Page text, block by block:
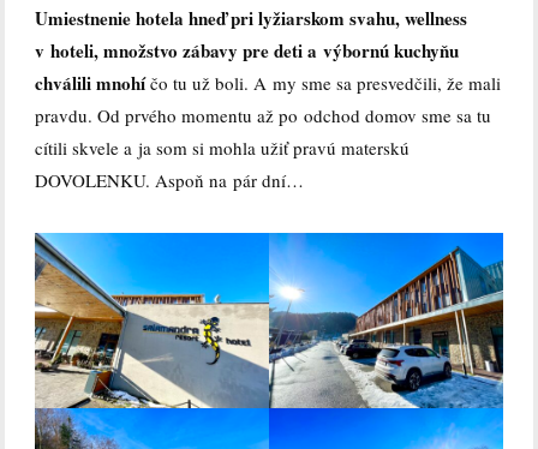
Umiestnenie hotela hneď pri lyžiarskom svahu, wellness
v hoteli, množstvo zábavy pre deti a výbornú kuchyňu
chválili mnohíčo tu už boli. A my sme sa presvedčili, že mali
pravdu. Od prvého momentu až po odchod domov sme sa tu
cítili skvele a ja som si mohla užiť pravú materskú
DOVOLENKU. Aspoň na pár dní…